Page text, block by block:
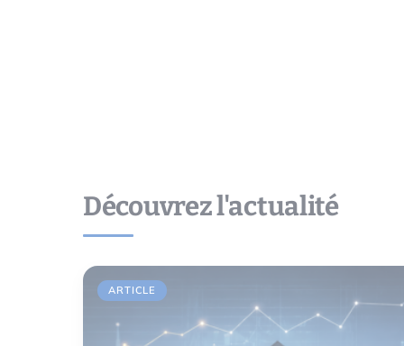
Découvrez l'actualité
ARTICLE